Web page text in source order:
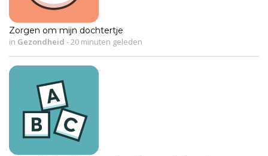
Zorgen om mijn dochtertje
in Gezondheid - 20 minuten geleden